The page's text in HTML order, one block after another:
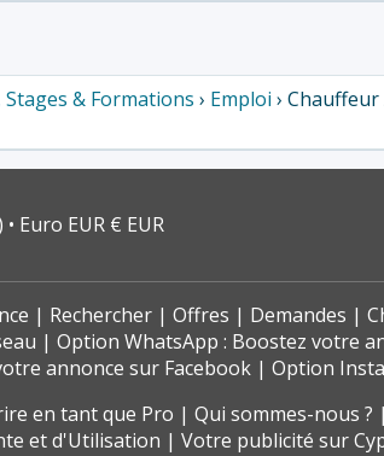
Stages & Formations › Emploi ›
Euro EUR € EUR
Rechercher Offres Demandes
Option WhatsApp : Boostez votre
annonce sur Facebook
Option
en tant que Pro Qui sommes-nous ?
et d'Utilisation
Votre publicité sur